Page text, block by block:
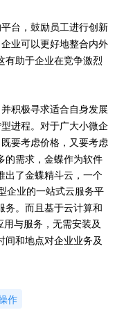
台，鼓励员工进行创新
业可以更好地整合内外
有助于企业在竞争激烈
积极寻求适合自身发展
进程。对于广大小微企
要考虑价格，又要考虑
的需求，金蝶作为软件
出了金蝶精斗云，一个
企业的一站式云服务平
务。而且基于云计算和
用与服务，无需安装及
间和地点对企业业务及
作